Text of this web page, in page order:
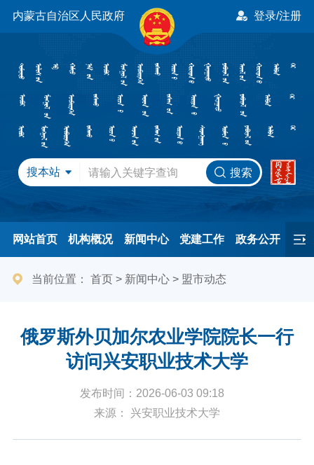
内蒙古自治区人民政府 登录/注册
搜本站 搜索
网站首页 机构概况 新闻中心 党建工作 政务公开
办事服务 民间友好 港澳事务 互动交流
当前位置： 首页> 新闻中心> 盟市动态
俄罗斯外贝加尔农业学院院长一行
访问兴安职业技术大学
发布时间：2026-06-03 09:18
来源： 兴安职业技术大学